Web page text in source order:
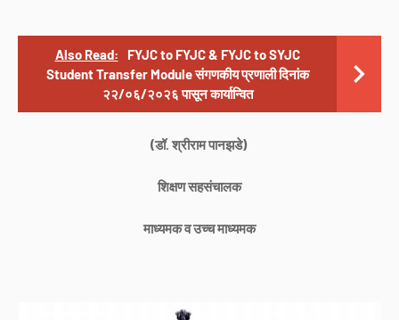
Also Read:
FYJC to FYJC & FYJC to SYJC
Student Transfer Module संगणकीय प्रणाली दिनांक
२२/०६/२०२६ पासून कार्यान्वित
(डॉ. श्रीराम पानझडे)
शिक्षण सहसंचालक
माध्यमक व उच्च माध्यमक